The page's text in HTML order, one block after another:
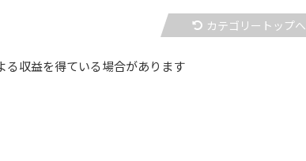
カテゴリートップへ
収益を得ている場合があります